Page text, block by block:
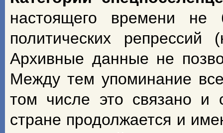
настоящего времени не
политических
Архивные данные не
Между тем упоминание
том числе это связано и
стране продолжается и